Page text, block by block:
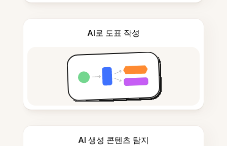
AI로 도표 작성
AI 생성 콘텐츠 탐지